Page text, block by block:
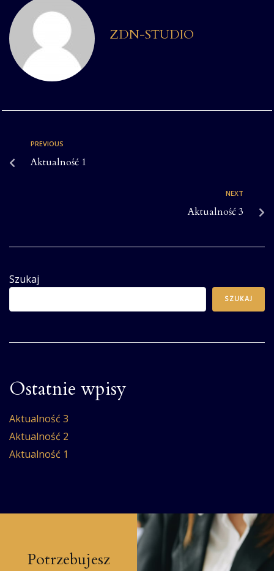
ZDN-STUDIO
PREVIOUS
Aktualność 1
NEXT
Aktualność 3
Szukaj
SZUKAJ
Ostatnie wpisy
Aktualność 3
Aktualność 2
Aktualność 1
Potrzebujesz